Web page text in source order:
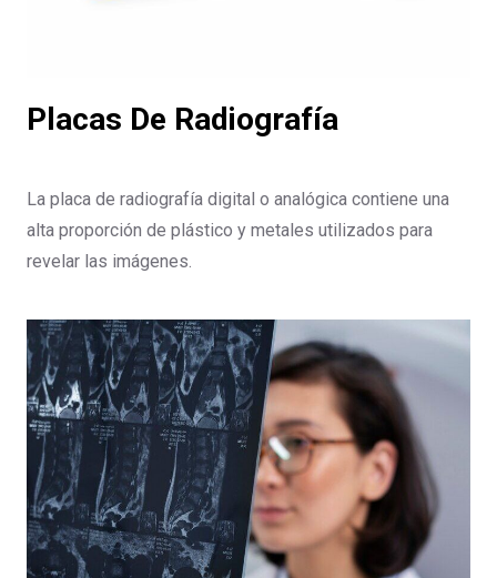
Placas De Radiografía
La placa de radiografía digital o analógica contiene una
alta proporción de plástico y metales utilizados para
revelar las imágenes.